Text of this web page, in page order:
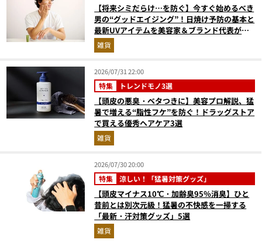
【将来シミだらけ…を防ぐ】今すぐ始めるべき
男の“グッドエイジング”！日焼け予防の基本と
最新UVアイテムを美容家＆ブランド代表がプ
ロ目線で指南／大人の価値向上研究所
雑貨
2026/07/31 22:00
特集 トレンドモノ3選
【頭皮の悪臭・ベタつきに】美容プロ解説、猛
暑で増える“脂性フケ”を防ぐ！ドラッグストア
で買える優秀ヘアケア3選
雑貨
2026/07/30 20:00
特集 涼しい！「猛暑対策グッズ」
【頭皮マイナス10℃・加齢臭95％消臭】ひと
昔前とは別次元級！猛暑の不快感を一掃する
「最新・汗対策グッズ」5選
雑貨